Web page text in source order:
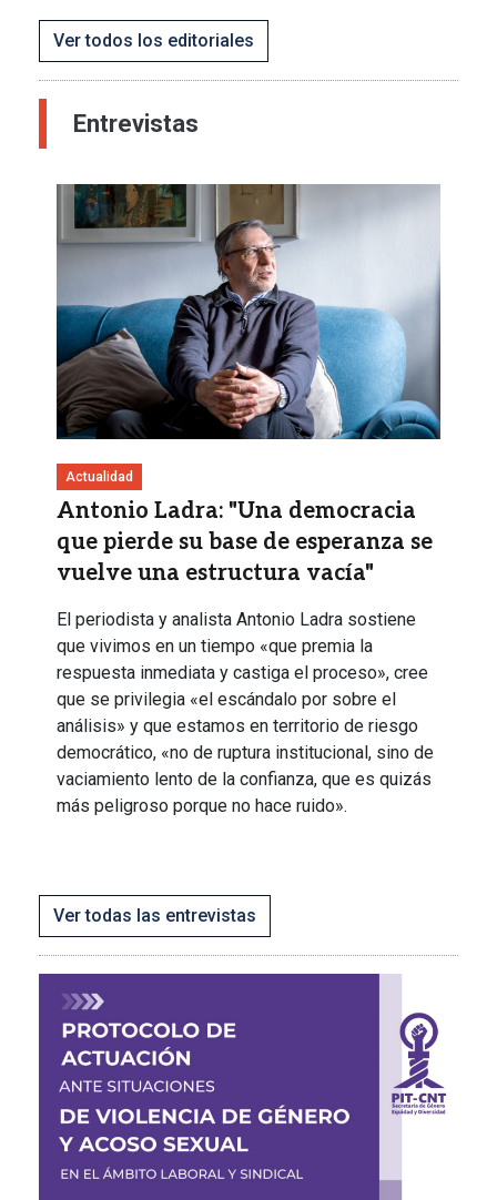
Ver todos los editoriales
Entrevistas
Imagen
Actualidad
Antonio Ladra: "Una democracia
que pierde su base de esperanza se
vuelve una estructura vacía"
El periodista y analista Antonio Ladra sostiene
que vivimos en un tiempo «que premia la
respuesta inmediata y castiga el proceso», cree
que se privilegia «el escándalo por sobre el
análisis» y que estamos en territorio de riesgo
democrático, «no de ruptura institucional, sino de
vaciamiento lento de la confianza, que es quizás
más peligroso porque no hace ruido».
Ver todas las entrevistas
Imagen